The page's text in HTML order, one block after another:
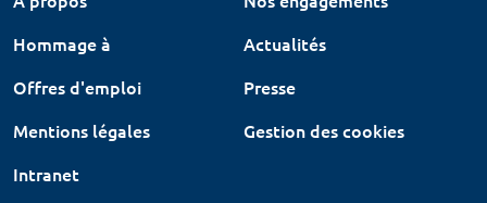
Hommage à
Actualités
Offres d'emploi
Presse
Mentions légales
Gestion des cookies
Intranet